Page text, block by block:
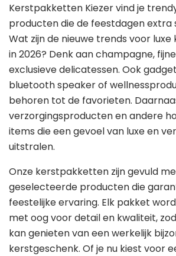
Kerstpakketten Kiezer vind je
producten die de feestdagen extra
Wat zijn de nieuwe trends voor
in 2026? Denk aan champagne,
exclusieve delicatessen. Ook
bluetooth speaker of
behoren tot de favorieten.
verzorgingsproducten en andere
items die een gevoel van luxe en
uitstralen.
Onze kerstpakketten zijn gevuld
geselecteerde producten die
feestelijke ervaring. Elk pakket
met oog voor detail en kwaliteit,
kan genieten van een werkelijk
kerstgeschenk. Of je nu kiest voor